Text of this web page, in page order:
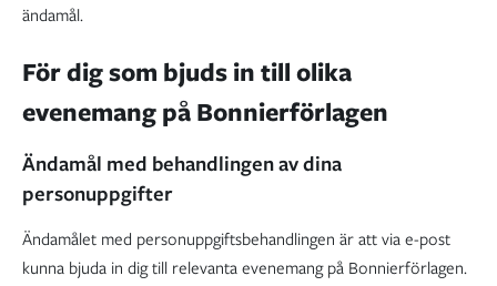
ändamål.
För dig som bjuds in till olika
evenemang på Bonnierförlagen
Ändamål med behandlingen av dina
personuppgifter
Ändamålet med personuppgiftsbehandlingen är att via e-post
kunna bjuda in dig till relevanta evenemang på Bonnierförlagen.